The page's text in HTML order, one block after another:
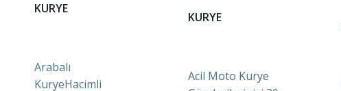
KURYE
Arabalı
KuryeHacimli
KURYE
Acil Moto Kurye